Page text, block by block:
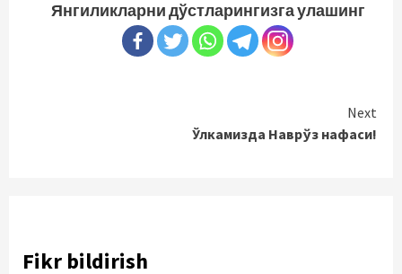
Янгиликларни дўстларингизга улашинг
Next
Ўлкамизда Наврўз нафаси!
Fikr bildirish